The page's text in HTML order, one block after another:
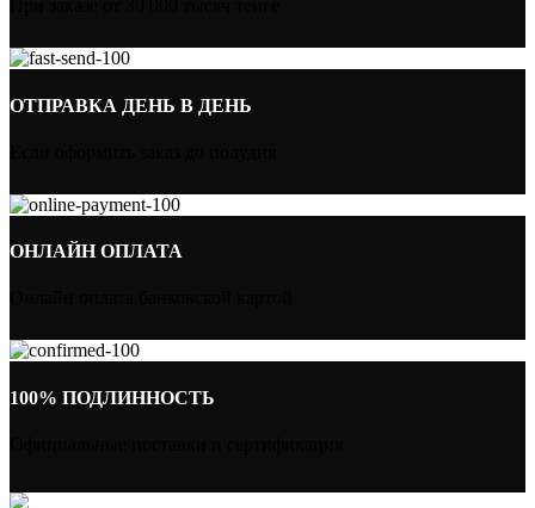
ОТПРАВКА ДЕНЬ В ДЕНЬ
ОНЛАЙН ОПЛАТА
100% ПОДЛИННОСТЬ